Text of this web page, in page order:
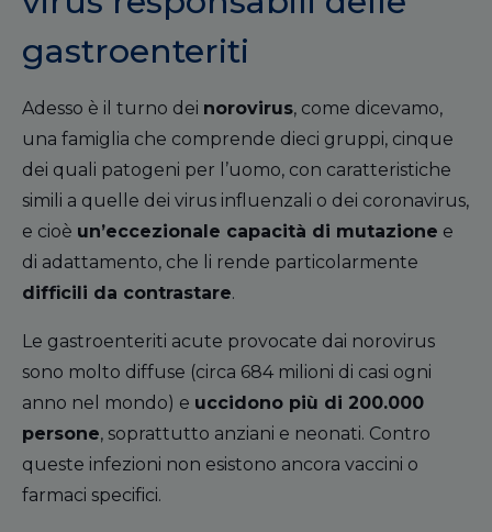
gastroenteriti
Adesso è il turno dei norovirus, come dicevamo,
una famiglia che comprende dieci gruppi, cinque
dei quali patogeni per l’uomo, con caratteristiche
simili a quelle dei virus influenzali o dei coronavirus,
e cioè un’eccezionale capacità di mutazione e
di adattamento, che li rende particolarmente
difficili da contrastare.
Le gastroenteriti acute provocate dai norovirus
sono molto diffuse (circa 684 milioni di casi ogni
anno nel mondo) e uccidono più di 200.000
persone, soprattutto anziani e neonati. Contro
queste infezioni non esistono ancora vaccini o
farmaci specifici.